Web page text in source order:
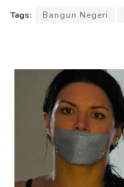
Tags: Bangun Negeri